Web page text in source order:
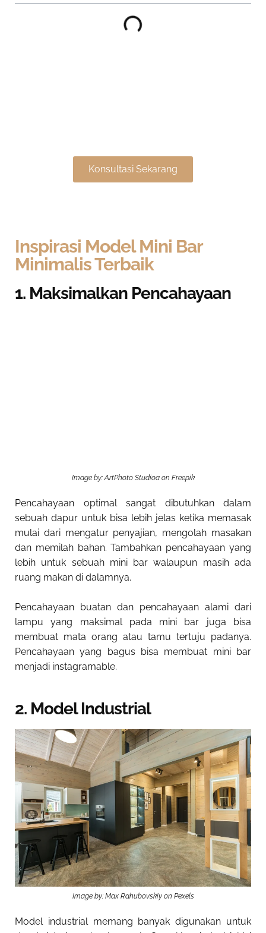
Konsultasi Sekarang
Inspirasi Model Mini Bar
Minimalis Terbaik
1. Maksimalkan Pencahayaan
Image by: ArtPhoto Studioa on Freepik
Pencahayaan optimal sangat dibutuhkan dalam
sebuah dapur untuk bisa lebih jelas ketika memasak
mulai dari mengatur penyajian, mengolah masakan
dan memilah bahan. Tambahkan pencahayaan yang
lebih untuk sebuah mini bar walaupun masih ada
ruang makan di dalamnya.
Pencahayaan buatan dan pencahayaan alami dari
lampu yang maksimal pada mini bar juga bisa
membuat mata orang atau tamu tertuju padanya.
Pencahayaan yang bagus bisa membuat mini bar
menjadi instagramable.
2. Model Industrial
Image by: Max Rahubovskiy on Pexels
Model industrial memang banyak digunakan untuk